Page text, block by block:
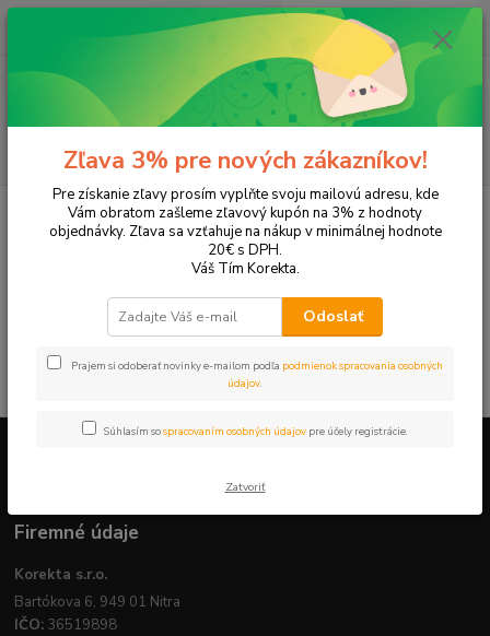
Hľadať
ks
za 0,00 EUR
Tonery a náplne do tlačiarní Hewlett Packard
HP DeskJet
DeskJet 845c
DeskJet 845c
V tejto kategórii nebol nájdený žiadny tovar.
Firemné údaje a informácie
Firemné údaje
Korekta s.r.o.
Bartókova 6, 949 01 Nitra
IČO: 36519898
Zľava 3% pre nových zákazníkov!
Pre získanie zľavy prosím vyplňte svoju mailovú adresu, kde
Vám obratom zašleme zľavový kupón na 3% z hodnoty
objednávky. Zľava sa vzťahuje na nákup v minimálnej hodnote
20€ s DPH.
Váš Tím Korekta.
Odoslať
Prajem si odoberať novinky e-mailom podľa podmienok spracovania osobných
údajov.
Súhlasím sospracovaním osobných údajov pre účely registrácie.
Zatvoriť